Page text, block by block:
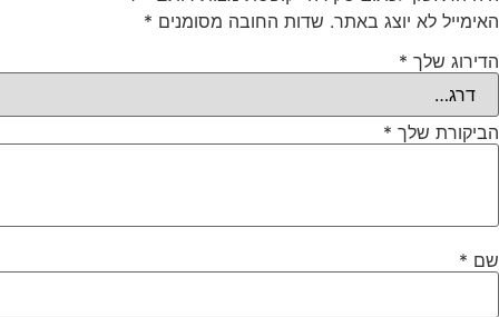
האימייל לא יוצג באתר. שדות החובה מסומנים *
הדירוג שלך *
הביקורת שלך *
שם *